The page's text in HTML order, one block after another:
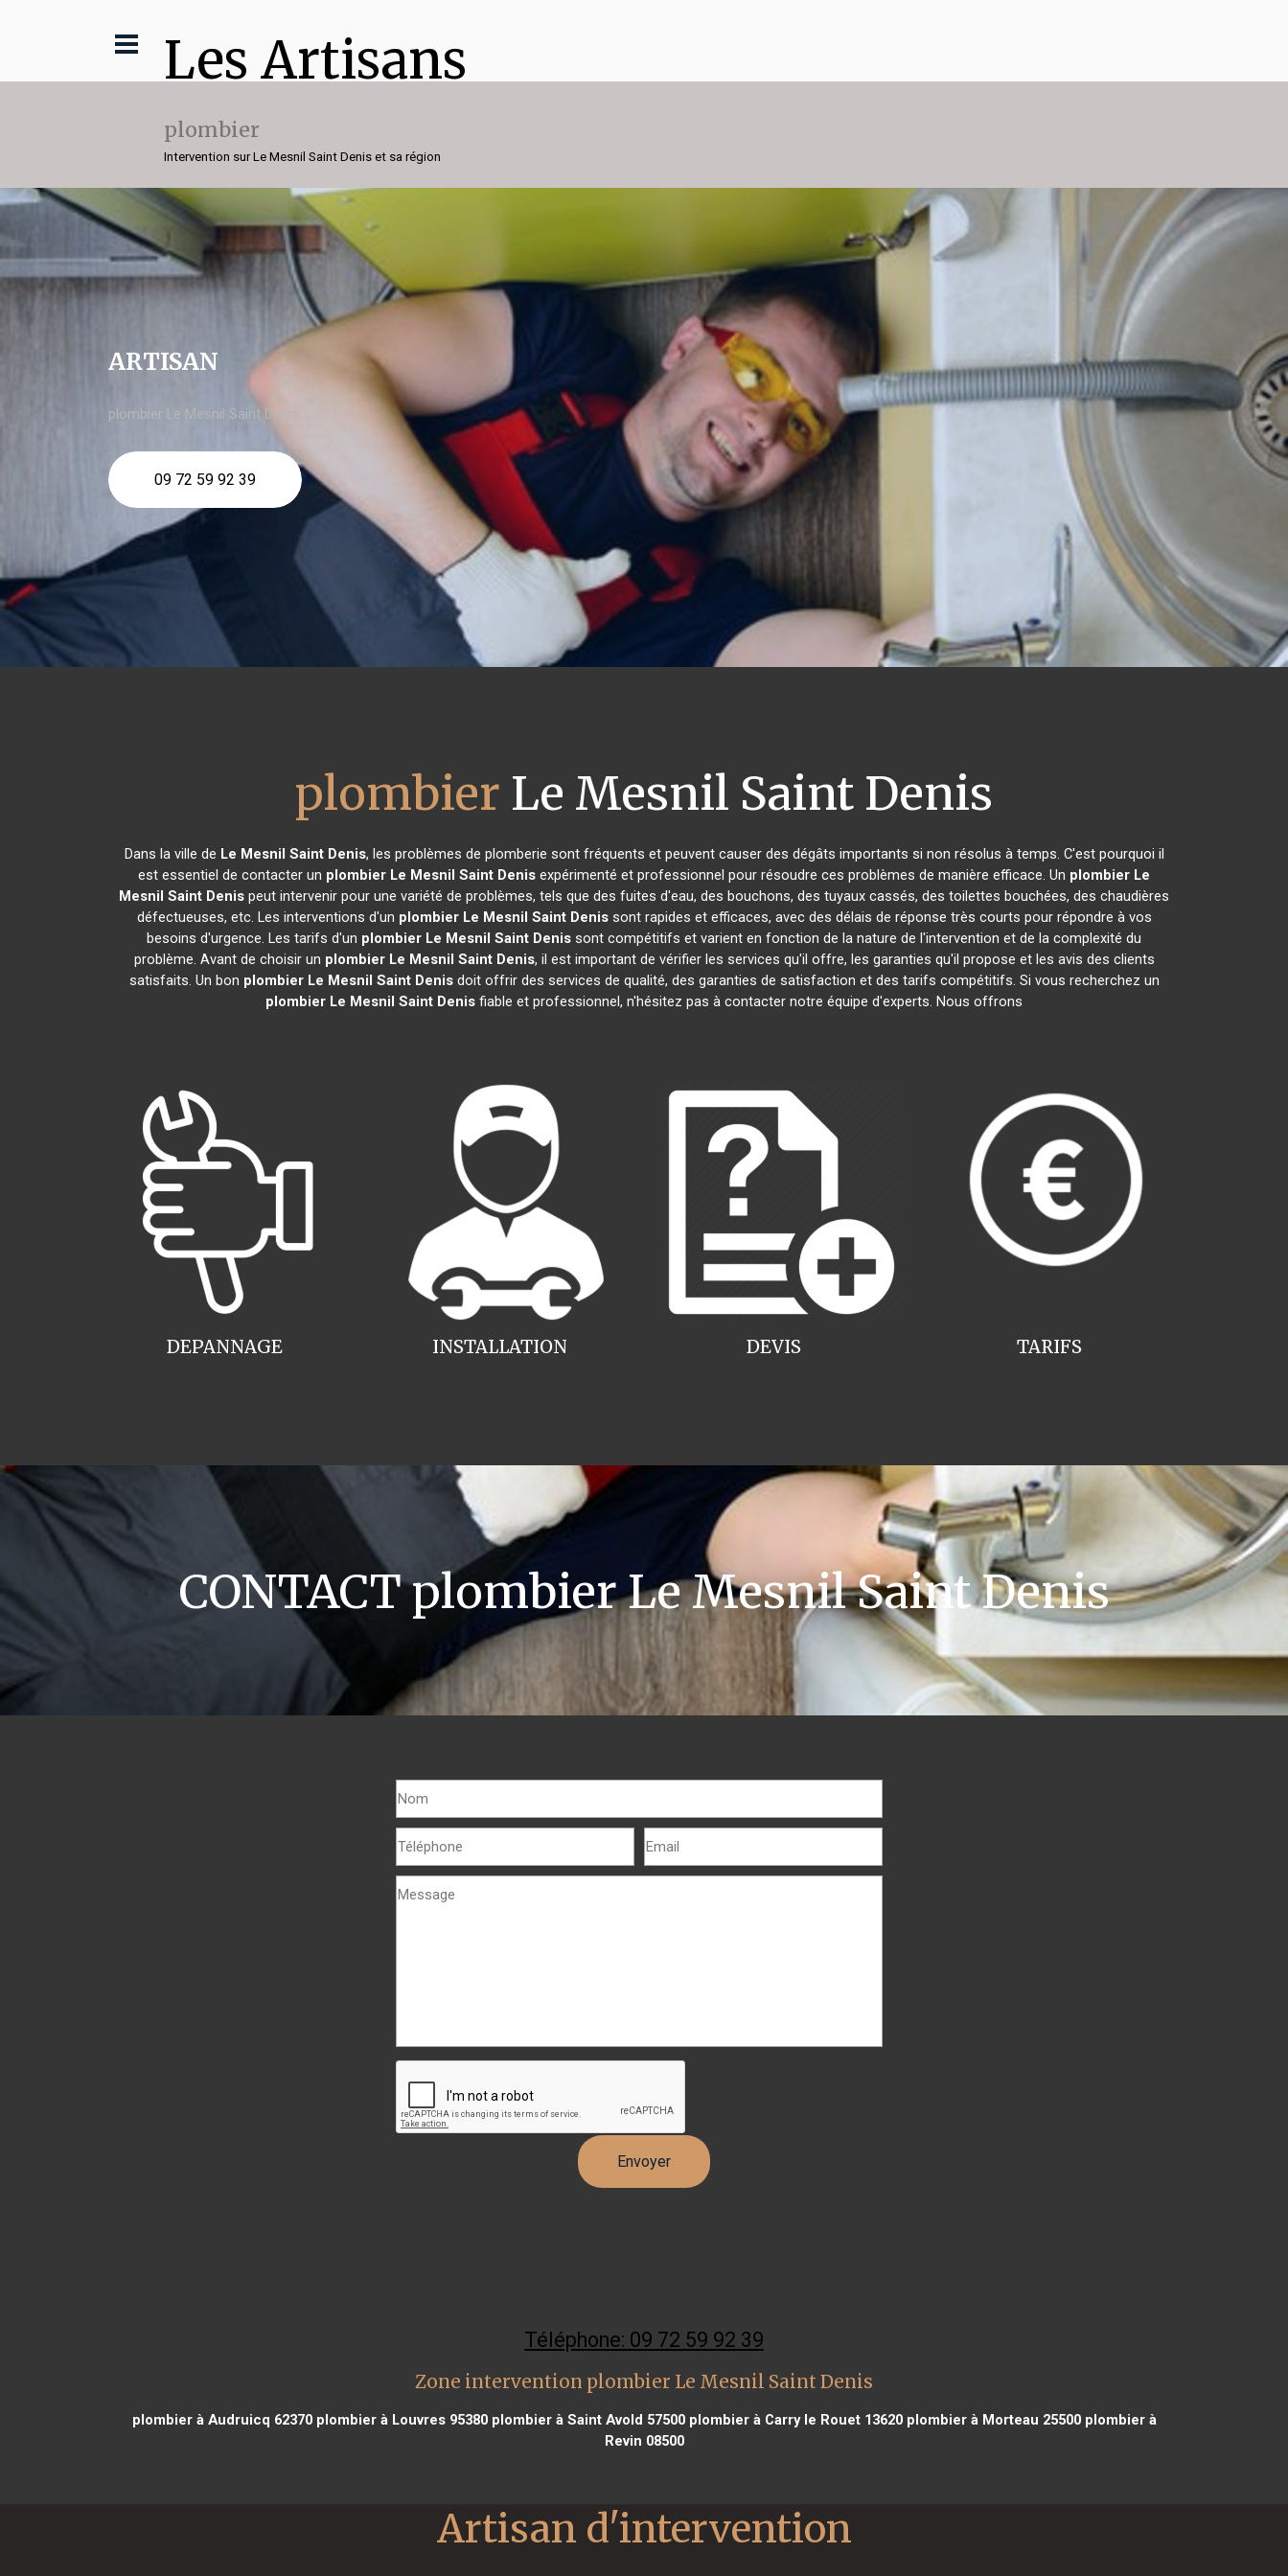
Les Artisans
plombier
Intervention sur Le Mesnil Saint Denis et sa région
ARTISAN
plombier Le Mesnil Saint Denis
09 72 59 92 39
plombier Le Mesnil Saint Denis
Dans la ville de Le Mesnil Saint Denis, les problèmes de plomberie sont fréquents et peuvent causer des dégâts importants si non résolus à temps. C'est pourquoi il
est essentiel de contacter un plombier Le Mesnil Saint Denis expérimenté et professionnel pour résoudre ces problèmes de manière efficace. Un plombier Le
Mesnil Saint Denis peut intervenir pour une variété de problèmes, tels que des fuites d'eau, des bouchons, des tuyaux cassés, des toilettes bouchées, des chaudières
défectueuses, etc. Les interventions d'un plombier Le Mesnil Saint Denissont rapides et efficaces, avec des délais de réponse très courts pour répondre à vos
besoins d'urgence. Les tarifs d'un plombier Le Mesnil Saint Denis sont compétitifs et varient en fonction de la nature de l'intervention et de la complexité du
problème. Avant de choisir un plombier Le Mesnil Saint Denis, il est important de vérifier les services qu'il offre, les garanties qu'il propose et les avis des clients
satisfaits. Un bon plombier Le Mesnil Saint Denisdoit offrir des services de qualité, des garanties de satisfaction et des tarifs compétitifs. Si vous recherchez un
plombier Le Mesnil Saint Denis fiable et professionnel, n'hésitez pas à contacter notre équipe d'experts. Nous offrons
INSTALLATION
DEPANNAGE TARIFS
DEVIS
CONTACT plombier Le Mesnil Saint Denis
Téléphone: 09 72 59 92 39
Zone intervention plombier Le Mesnil Saint Denis
plombier à Audruicq 62370plombier à Louvres 95380plombier à Saint Avold 57500plombier à Carry le Rouet 13620plombier à Morteau 25500plombier à
Revin 08500
Artisan d'intervention